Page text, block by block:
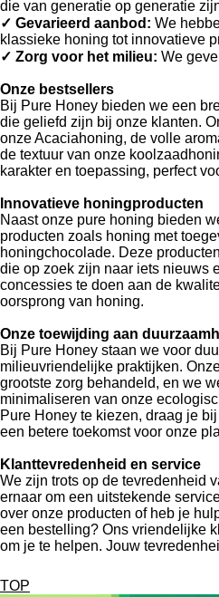
die van generatie op generatie
✓ Gevarieerd aanbod: We
klassieke honing tot innovatieve
✓ Zorg voor het milieu: We
Onze bestsellers
Bij Pure Honey bieden we een
die geliefd zijn bij onze klanten.
onze Acaciahoning, de volle
de textuur van onze
karakter en toepassing, perfect
Innovatieve honingproducten
Naast onze pure honing bieden
producten zoals honing met
honingchocolade. Deze
die op zoek zijn naar iets nieuws
concessies te doen aan de
oorsprong van honing.
Onze toewijding aan
Bij Pure Honey staan we voor
milieuvriendelijke praktijken.
grootste zorg behandeld, en we
minimaliseren van onze
Pure Honey te kiezen, draag je
een betere toekomst voor onze
Klanttevredenheid en service
We zijn trots op de tevredenheid
ernaar om een uitstekende
over onze producten of heb je
een bestelling? Ons vriendelijke
om je te helpen. Jouw
TOP